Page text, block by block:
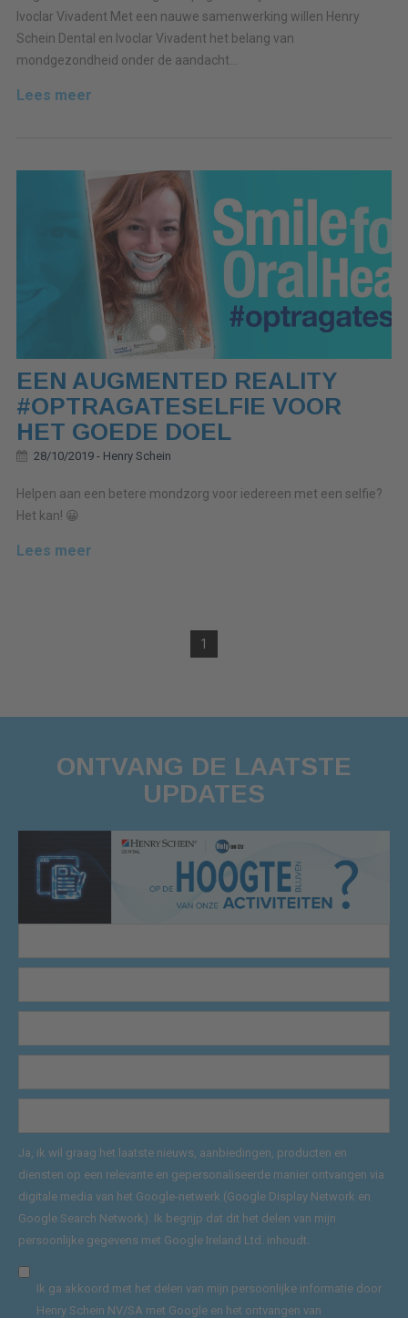
Ivoclar Vivadent Met een nauwe samenwerking willen Henry
Schein Dental en Ivoclar Vivadent het belang van
mondgezondheid onder de aandacht...
Lees meer
EEN AUGMENTED REALITY
#OPTRAGATESELFIE VOOR
HET GOEDE DOEL
28/10/2019 - Henry Schein
Helpen aan een betere mondzorg voor iedereen met een selfie?
Het kan! 😀
Lees meer
1
ONTVANG DE LAATSTE
UPDATES
Ja, ik wil graag het laatste nieuws, aanbiedingen, producten en
diensten op een relevante en gepersonaliseerde manier ontvangen via
digitale media van het Google-netwerk (Google Display Network en
Google Search Network). Ik begrijp dat dit het delen van mijn
persoonlijke gegevens met Google Ireland Ltd. inhoudt.
Ik ga akkoord met het delen van mijn persoonlijke informatie door
Henry Schein NV/SA met Google en het ontvangen van